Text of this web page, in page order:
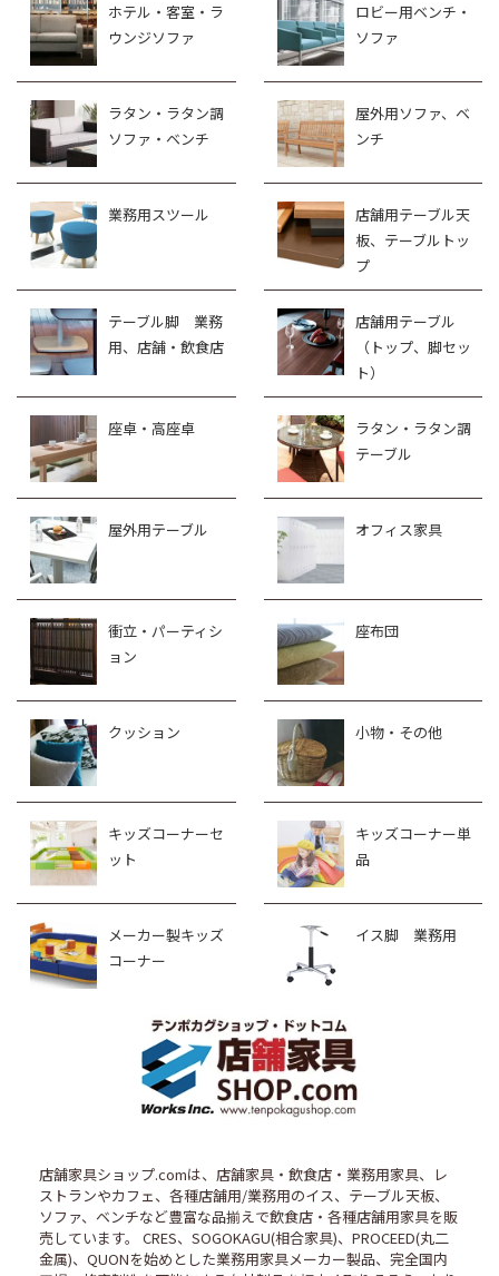
ホテル・客室・ラ
ウンジソファ
ロビー用ベンチ・
ソファ
ラタン・ラタン調
ソファ・ベンチ
屋外用ソファ、ベ
ンチ
業務用スツール
店舗用テーブル天
板、テーブルトッ
プ
テーブル脚 業務
用、店舗・飲食店
店舗用テーブル
（トップ、脚セッ
ト）
座卓・高座卓
ラタン・ラタン調
テーブル
屋外用テーブル オフィス家具
衝立・パーティシ
ョン
座布団
クッション 小物・その他
キッズコーナーセ
ット
キッズコーナー単
品
メーカー製キッズ
コーナー
イス脚 業務用
店舗家具ショップ.comは、店舗家具・飲食店・業務用家具、レ
ストランやカフェ、各種店舗用/業務用のイス、テーブル天板、
ソファ、ベンチなど豊富な品揃えで飲食店・各種店舗用家具を販
売しています。 CRES、SOGOKAGU(相合家具)、PROCEED(丸二
金属)、QUONを始めとした業務用家具メーカー製品、完全国内